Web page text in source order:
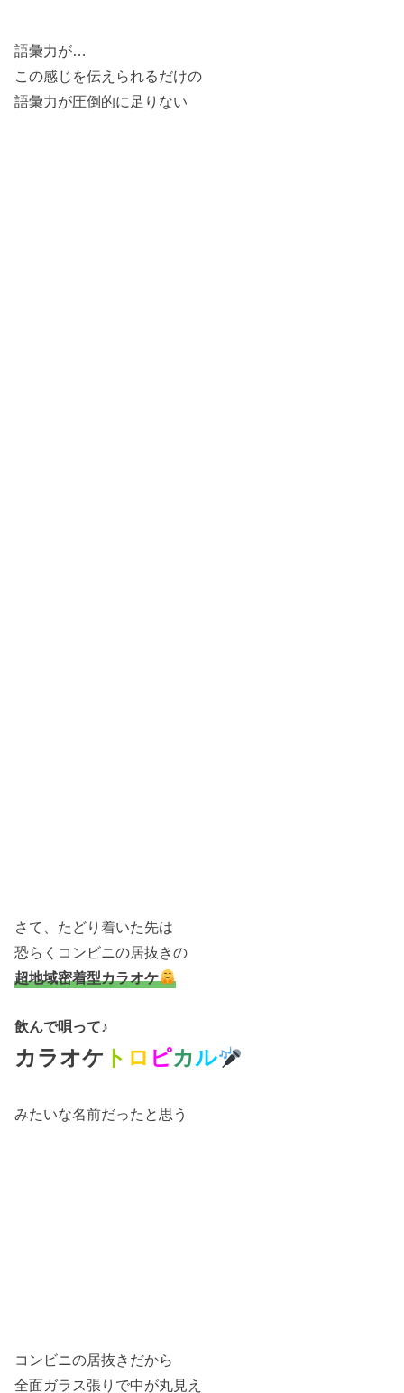
語彙力が…
この感じを伝えられるだけの
語彙力が圧倒的に足りない
さて、たどり着いた先は
恐らくコンビニの居抜きの
超地域密着型カラオケ
飲んで唄って♪
カラオケ ト ロ ピカル
みたいな名前だったと思う
コンビニの居抜きだから
全面ガラス張りで中が丸見え